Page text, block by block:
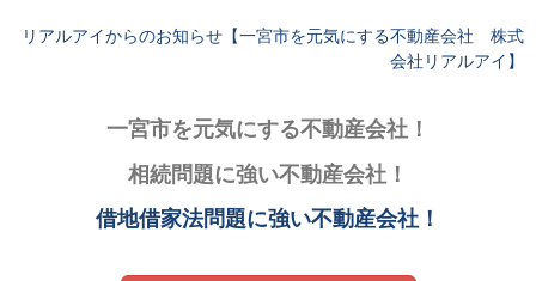
リアルアイからのお知らせ【一宮市を元気にする不動産会社 株式
会社リアルアイ】
一宮市を元気にする不動産会社！
相続問題に強い不動産会社！
借地借家法問題に強い不動産会社！